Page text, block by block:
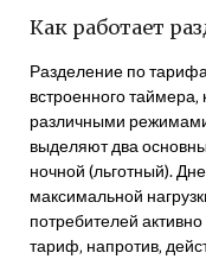
Как работает
Разделение по
встроенного
различными
выделяют два
ночной (льготный).
максимальной
потребителей
тариф‚ напротив‚